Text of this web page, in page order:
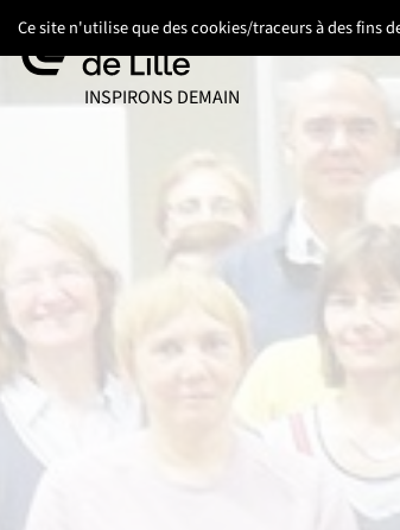
Ce site n'utilise que des cookies/traceurs à des fins
Aller
contenu
Aller
au
menu
principal
Aller
pied
de
UNIVERSITÉ DE LILLE
INSPIRONS DEMAIN